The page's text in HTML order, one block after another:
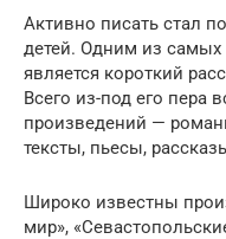
Активно писать стал
детей. Одним из
является короткий
Всего из-под его пера
произведений —
тексты, пьесы,
Широко известны
мир»,